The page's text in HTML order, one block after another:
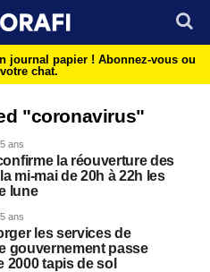
journal papier ! Abonnez-vous ou
chat.
"coronavirus"
ans
la réouverture des
mi-mai de 20h à 22h les
lune
ans
les services de
gouvernement passe
2000 tapis de sol